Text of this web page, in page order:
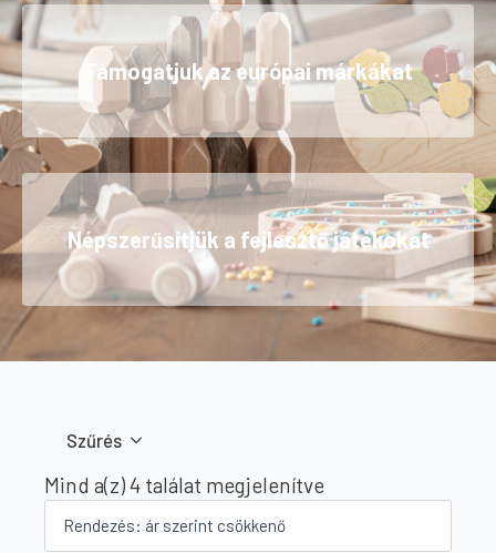
Támogatjuk az európai márkákat
Népszerűsítjük a fejlesztő játékokat
Szűrés
Mind a(z) 4 találat megjelenítve